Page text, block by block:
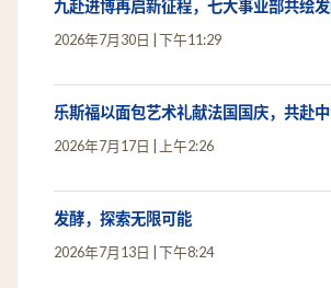
九赴进博再启新征程，七大事业部共绘
2026年7月30日 下午11:29
乐斯福以面包艺术礼献法国国庆，共赴中
2026年7月17日 上午2:26
发酵，探索无限可能
2026年7月13日 下午8:24